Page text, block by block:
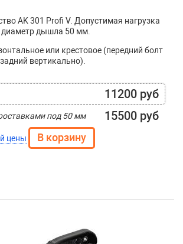
AK 301 Profi V. Допустимая нагрузка
диаметр дышла 50 мм.
или крестовое (передний болт
вертикально).
11200 руб
под 50 мм 15500 руб
цены